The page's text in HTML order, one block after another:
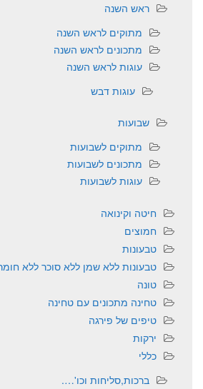
ראש השנה
מתוקים לראש השנה
מתכונים לראש השנה
עוגות לראש השנה
עוגות דבש
שבועות
מתוקים לשבועות
מתכונים לשבועות
עוגות לשבועות
חיטה וקינואה
חמוצים
טבעונות
טבעונות ללא שמן ללא סוכר ללא
טונה
טחינה מתכונים עם טחינה
טיפים של פירגה
ירקות
כללי
ברכות,סליחות וכו'….